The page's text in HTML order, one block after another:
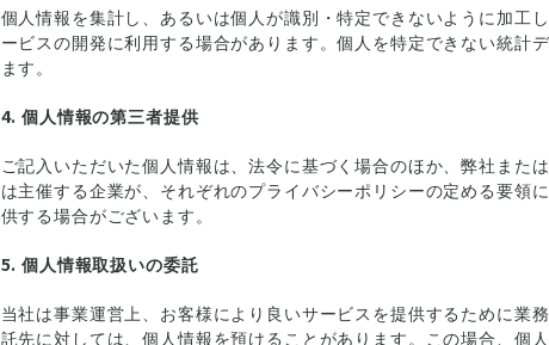
個人情報を集計し、あるいは個人が識別・特定できないように加工
ービスの開発に利用する場合があります。個人を特定できない統計
ます。
4. 個人情報の第三者提供
ご記入いただいた個人情報は、法令に基づく場合のほか、弊社また
は主催する企業が、それぞれのプライバシーポリシーの定める要領
供する場合がございます。
5. 個人情報取扱いの委託
当社は事業運営上、お客様により良いサービスを提供するために業
託先に対しては、個人情報を預けることがあります。この場合、個